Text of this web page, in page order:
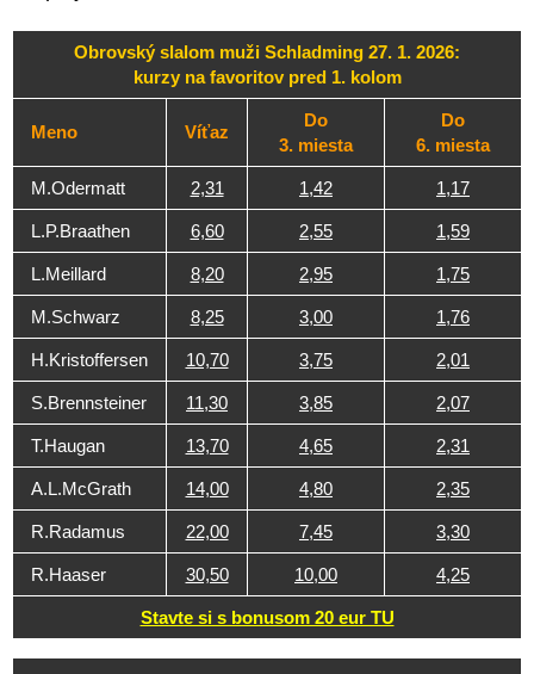
Obrovský slalom muži Schladming 27. 1. 2026:
kurzy na favoritov pred 1. kolom
Meno Víťaz
Do
3. miesta
Do
6. miesta
M.Odermatt 2,31 1,42 1,17
L.P.Braathen 6,60 2,55 1,59
L.Meillard 8,20 2,95 1,75
M.Schwarz 8,25 3,00 1,76
H.Kristoffersen 10,70 3,75 2,01
S.Brennsteiner 11,30 3,85 2,07
T.Haugan 13,70 4,65 2,31
A.L.McGrath 14,00 4,80 2,35
R.Radamus 22,00 7,45 3,30
R.Haaser 30,50 10,00 4,25
Stavte si s bonusom 20 eur TU